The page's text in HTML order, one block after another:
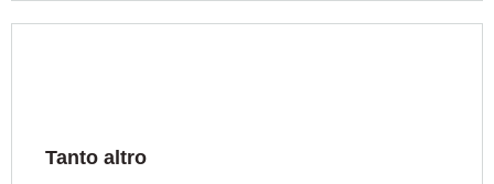
Tanto altro